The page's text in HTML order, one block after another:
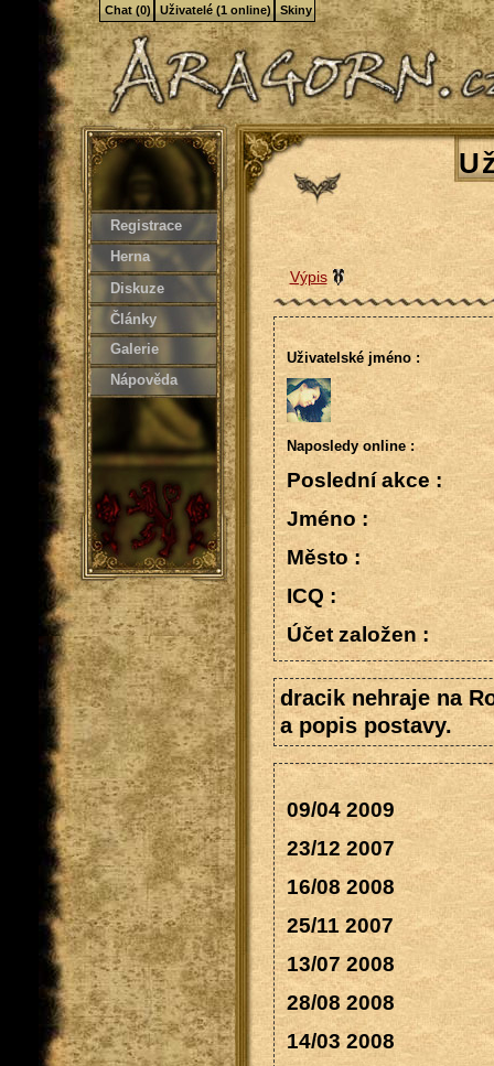
Registrace
Herna
Diskuze
Články
Galerie
Nápověda
Výpis
Uživatelské jméno :
Naposledy online :
Poslední akce :
Jméno :
Město :
ICQ :
Účet založen :
dracik nehraje na
a popis postavy.
09/04 2009
23/12 2007
16/08 2008
25/11 2007
13/07 2008
28/08 2008
14/03 2008
Chat (0) Uživatelé (1 online) Skiny